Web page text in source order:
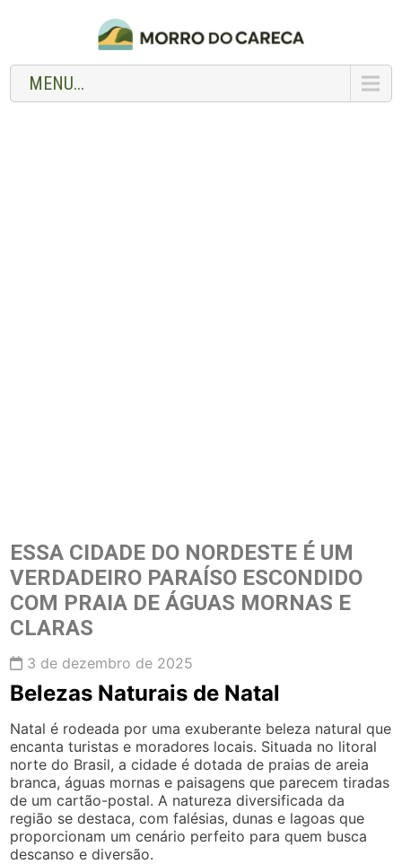
MENU...
ESSA CIDADE DO NORDESTE É UM
VERDADEIRO PARAÍSO ESCONDIDO
COM PRAIA DE ÁGUAS MORNAS E
CLARAS
3 de dezembro de 2025
Belezas Naturais de Natal
Natal é rodeada por uma exuberante beleza natural que
encanta turistas e moradores locais. Situada no litoral
norte do Brasil, a cidade é dotada de praias de areia
branca, águas mornas e paisagens que parecem tiradas
de um cartão-postal. A natureza diversificada da
região se destaca, com falésias, dunas e lagoas que
proporcionam um cenário perfeito para quem busca
descanso e diversão.